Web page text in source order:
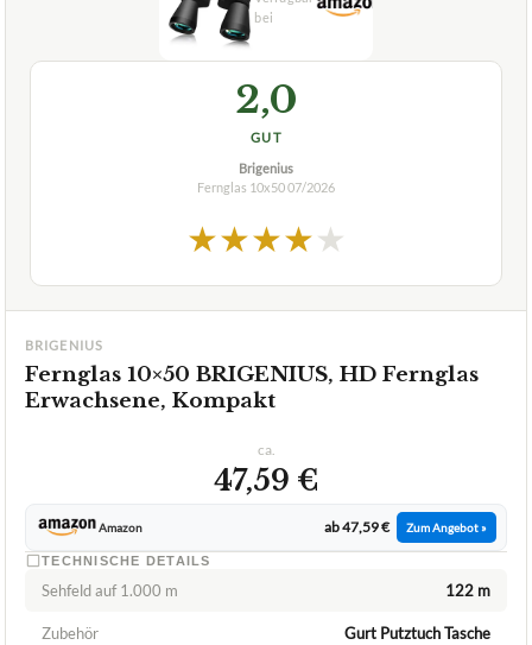
2,0
GUT
Brigenius
Fernglas 10x5007/2026
★★★★★
BRIGENIUS
Fernglas 10×50 BRIGENIUS, HD Fernglas
Erwachsene, Kompakt
ca.
47,59 €
Amazon ab 47,59 € Zum Angebot »
TECHNISCHE DETAILS
Sehfeld auf 1.000 m 122 m
Zubehör Gurt Putztuch Tasche